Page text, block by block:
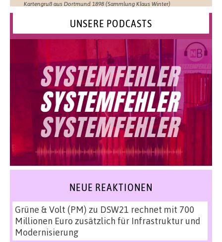
Kartengruß aus Dortmund 1898 (Sammlung Klaus Winter)
UNSERE PODCASTS
NEUE REAKTIONEN
Grüne & Volt (PM) zu DSW21 rechnet mit 700
Millionen Euro zusätzlich für Infrastruktur und
Modernisierung